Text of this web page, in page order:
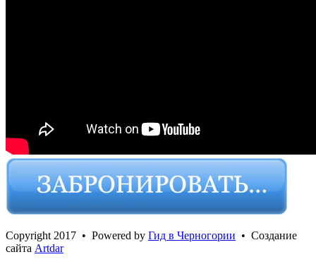
Сopyright 2017 • Powered by Гид в Черногории • Создание
сайта Artdar